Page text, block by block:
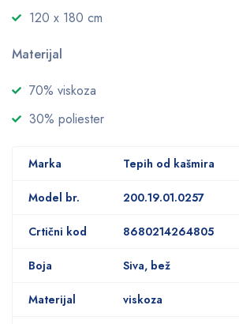
120 x 180 cm
Materijal
70% viskoza
30% poliester
Marka Tepih od kašmira
Model br. 200.19.01.0257
Crtični kod 8680214264805
Boja Siva, bež
Materijal viskoza